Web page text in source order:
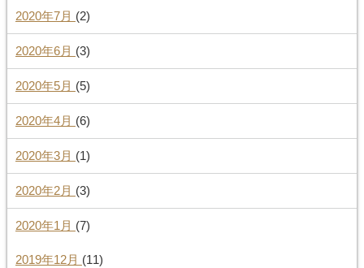
2020年7月 (2)
2020年6月 (3)
2020年5月 (5)
2020年4月 (6)
2020年3月 (1)
2020年2月 (3)
2020年1月 (7)
2019年12月 (11)